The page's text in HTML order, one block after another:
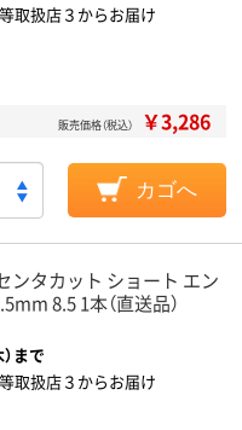
取扱店３からお届け
販売価格（税込） ￥3,286
カゴへ
ンタカット ショート エン
8.5 1本（直送品）
まで
取扱店３からお届け